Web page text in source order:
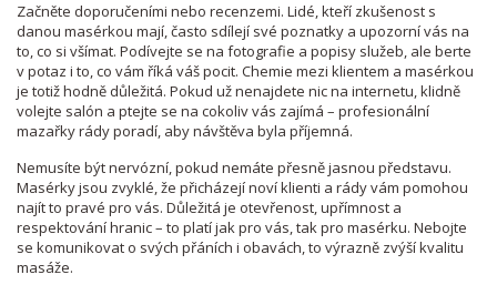
Začněte doporučeními nebo recenzemi. Lidé, kteří zkušenost s
danou masérkou mají, často sdílejí své poznatky a upozorní vás na
to, co si všímat. Podívejte se na fotografie a popisy služeb, ale berte
v potaz i to, co vám říká váš pocit. Chemie mezi klientem a masérkou
je totiž hodně důležitá. Pokud už nenajdete nic na internetu, klidně
volejte salón a ptejte se na cokoliv vás zajímá – profesionální
mazařky rády poradí, aby návštěva byla příjemná.
Nemusíte být nervózní, pokud nemáte přesně jasnou představu.
Masérky jsou zvyklé, že přicházejí noví klienti a rády vám pomohou
najít to pravé pro vás. Důležitá je otevřenost, upřímnost a
respektování hranic – to platí jak pro vás, tak pro masérku. Nebojte
se komunikovat o svých přáních i obavách, to výrazně zvýší kvalitu
masáže.